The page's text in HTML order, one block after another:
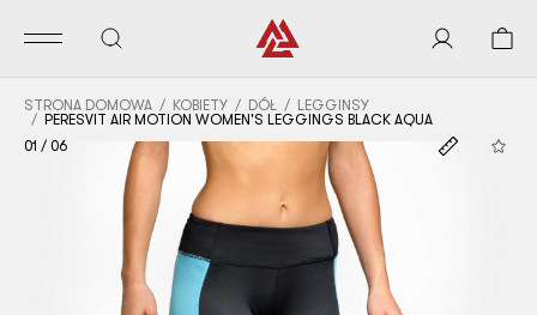
STRONA DOMOWA KOBIETY DÓŁ
LEGGINSY
PERESVIT AIR MOTION WOMEN'S LEGGINGS BLACK AQUA
01 / 06